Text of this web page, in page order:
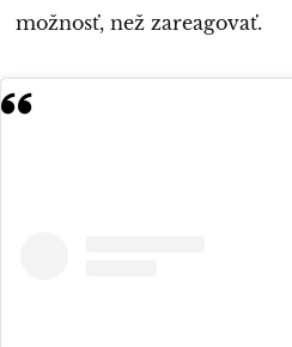
možnosť, než zareagovať.